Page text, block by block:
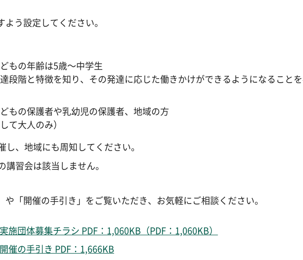
う設定してください。
もの年齢は5歳～中学生
段階と特徴を知り、その発達に応じた働きかけができるようになること
もの保護者や乳幼児の保護者、地域の方
て大人のみ）
、地域にも周知してください。
習会は該当しません。
「開催の手引き」をご覧いただき、お気軽にご相談ください。
施団体募集チラシ PDF：1,060KB（PDF：1,060KB）
催の手引き PDF：1,666KB